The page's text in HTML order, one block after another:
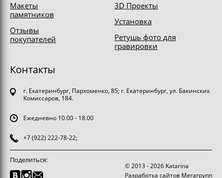
Макеты
памятников
Отзывы
покупателей
3D Проекты
Установка
Ретушь фото для
гравировки
Контакты
г. Екатеринбург, Пархоменко, 85; г. Екатеринбург, ул. Бакинских
Комиссаров, 184.
Ежедневно 10.00 - 18.00
+7 (922) 222-78-22;
Поделиться:
© 2013 - 2026 Katarina
Разработка сайтов Мегагрупп